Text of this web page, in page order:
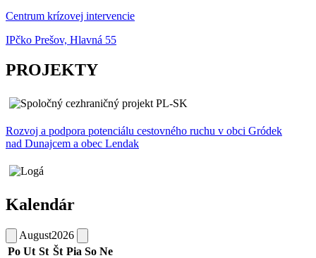
Centrum krízovej intervencie
IPčko Prešov, Hlavná 55
PROJEKTY
Rozvoj a podpora potenciálu cestovného ruchu v obci Gródek
nad Dunajcem a obec Lendak
Kalendár
August2026
Po Ut St Št Pia So Ne